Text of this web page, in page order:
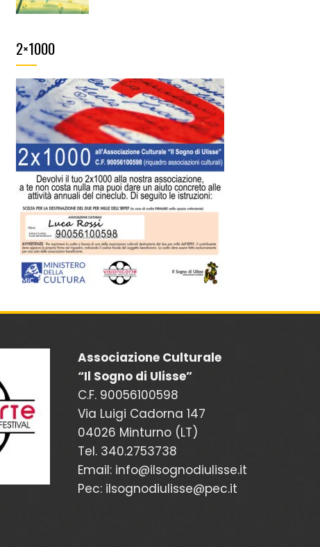
2×1000
Associazione Culturale
“Il Sogno di Ulisse”
C.F. 90056100598
Via Luigi Cadorna 147
04026 Minturno (LT)
Tel. 340.2753738
Email: info@ilsognodiulisse.it
Pec: ilsognodiulisse@pec.it